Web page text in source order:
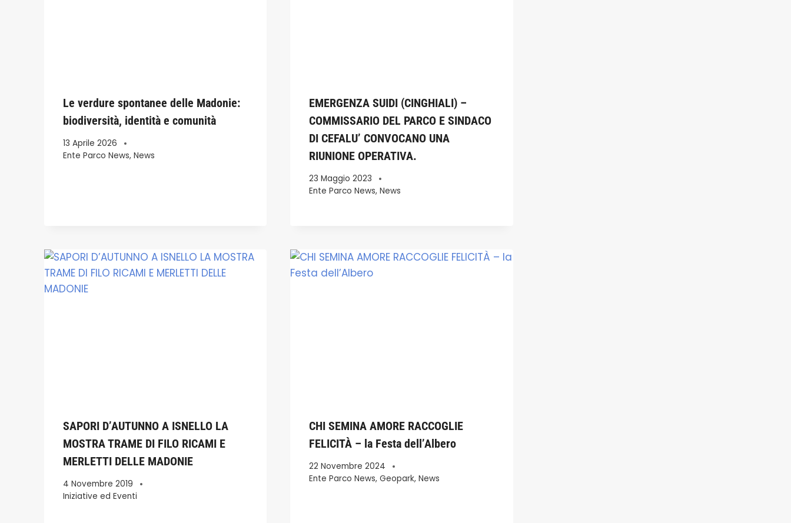
Le verdure spontanee delle Madonie:
biodiversità, identità e comunità
13 Aprile 2026
Ente Parco News, News
EMERGENZA SUIDI (CINGHIALI) –
COMMISSARIO DEL PARCO E SINDACO
DI CEFALU’ CONVOCANO UNA
RIUNIONE OPERATIVA.
23 Maggio 2023
Ente Parco News,News
SAPORI D’AUTUNNO A ISNELLO LA
MOSTRA TRAME DI FILO RICAMI E
MERLETTI DELLE MADONIE
4 Novembre 2019
Iniziative ed Eventi
CHI SEMINA AMORE RACCOGLIE
FELICITÀ – la Festa dell’Albero
22 Novembre 2024
Ente Parco News,Geopark,News